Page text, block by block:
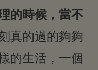
的時候，當不
真的過的夠夠
的生活，一個